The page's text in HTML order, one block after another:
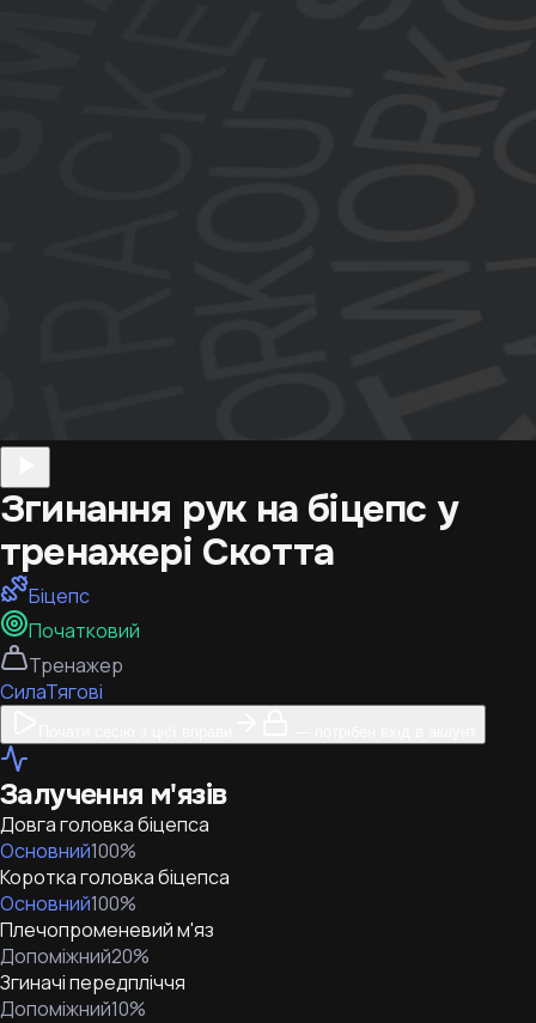
Згинання рук на біцепс у
тренажері Скотта
Біцепс
Початковий
Тренажер
СилаТягові
Залучення м'язів
Довга головка біцепса
Основний100%
Коротка головка біцепса
Основний100%
Плечопроменевий м'яз
Допоміжний20%
Згиначі передпліччя
Допоміжний10%